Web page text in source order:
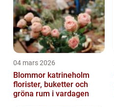
04 mars 2026
Blommor katrineholm
florister, buketter och
gröna rum i vardagen